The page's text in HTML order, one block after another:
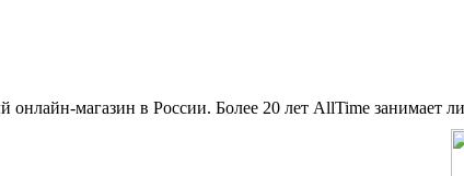
магазин в России. Более 20 лет AllTime занимает